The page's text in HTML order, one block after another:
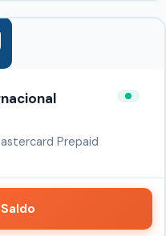
Prepaid